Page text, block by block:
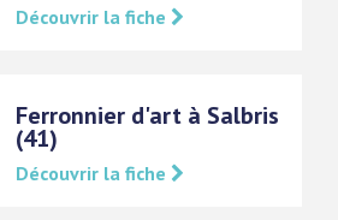
Découvrir la fiche
Ferronnier d'art à Salbris
(41)
Découvrir la fiche